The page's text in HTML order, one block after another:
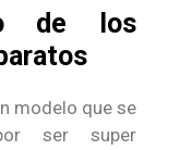
de los
modelo que se
ser super